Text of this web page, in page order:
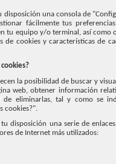
disposición una consola de
fácilmente tus
tu equipo y/o terminal, así como
de cookies y características de
la posibilidad de buscar y
web, obtener información
de eliminarlas, tal y como se
cookies?".
disposición una serie de
de Internet más utilizados: